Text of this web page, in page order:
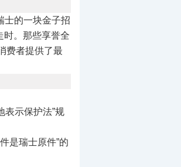
士的一块金子招
时。那些享誉全
费者提供了最
表示保护法”规
是瑞士原件”的